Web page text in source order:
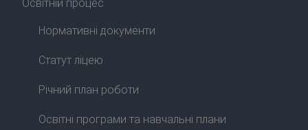
Освітній процес
Нормативні документи
Статут ліцею
Річний план роботи
Освітні програми та навчальні плани